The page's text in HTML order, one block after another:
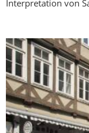
Interpretation von